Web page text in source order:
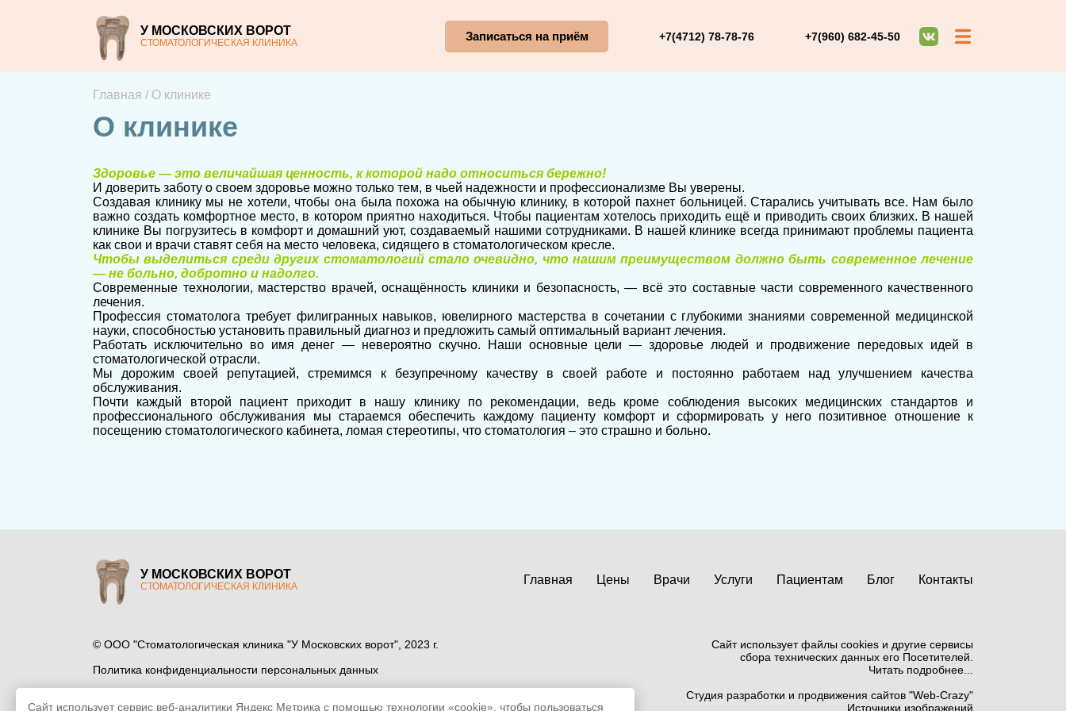
У МОСКОВСКИХ ВОРОТ
СТОМАТОЛОГИЧЕСКАЯ КЛИНИКА Записаться на приём +7(4712) 78-78-76 +7(960) 682-45-50
Главная / О клинике
О клинике
Здоровье — это величайшая ценность, к которой надо относиться бережно!
И доверить заботу о своем здоровье можно только тем, в чьей надежности и профессионализме Вы уверены.
Создавая клинику мы не хотели, чтобы она была похожа на обычную клинику, в которой пахнет больницей. Старались учитывать все. Нам было
важно создать комфортное место, в котором приятно находиться. Чтобы пациентам хотелось приходить ещё и приводить своих близких. В нашей
клинике Вы погрузитесь в комфорт и домашний уют, создаваемый нашими сотрудниками. В нашей клинике всегда принимают проблемы пациента
как свои и врачи ставят себя на место человека, сидящего в стоматологическом кресле.
Чтобы выделиться среди других стоматологий стало очевидно, что нашим преимуществом должно быть современное лечение
— не больно, добротно и надолго.
Современные технологии, мастерство врачей, оснащённость клиники и безопасность, — всё это составные части современного качественного
лечения.
Профессия стоматолога требует филигранных навыков, ювелирного мастерства в сочетании с глубокими знаниями современной медицинской
науки, способностью установить правильный диагноз и предложить самый оптимальный вариант лечения.
Работать исключительно во имя денег — невероятно скучно. Наши основные цели — здоровье людей и продвижение передовых идей в
стоматологической отрасли.
Мы дорожим своей репутацией, стремимся к безупречному качеству в своей работе и постоянно работаем над улучшением качества
обслуживания.
Почти каждый второй пациент приходит в нашу клинику по рекомендации, ведь кроме соблюдения высоких медицинских стандартов и
профессионального обслуживания мы стараемся обеспечить каждому пациенту комфорт и сформировать у него позитивное отношение к
посещению стоматологического кабинета, ломая стереотипы, что стоматология – это страшно и больно.
У МОСКОВСКИХ ВОРОТ
СТОМАТОЛОГИЧЕСКАЯ КЛИНИКА
Главная Цены Врачи Услуги Пациентам Блог Контакты
© ООО "Стоматологическая клиника "У Московских ворот", 2023 г.
Политика конфиденциальности персональных данных
запрещено вне зависимости от целей использования.
Сайт использует файлы cookies и другие сервисы
сбора технических данных его Посетителей.
Читать подробнее...
Студия разработки и продвижения сайтов "Web-Сrazy"
Источники изображений
Сайт использует сервис веб-аналитики Яндекс Метрика с помощью технологии «cookie», чтобы пользоваться